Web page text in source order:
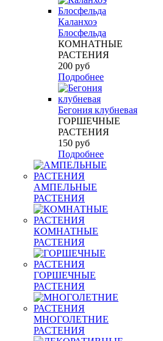
Каланхоэ
Блосфельда
КОМНАТНЫЕ
РАСТЕНИЯ
200 руб
Подробнее
Бегония клубневая
ГОРШЕЧНЫЕ
РАСТЕНИЯ
150 руб
Подробнее
АМПЕЛЬНЫЕ
РАСТЕНИЯ
КОМНАТНЫЕ
РАСТЕНИЯ
ГОРШЕЧНЫЕ
РАСТЕНИЯ
МНОГОЛЕТНИЕ
РАСТЕНИЯ